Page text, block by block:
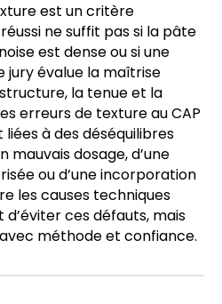
est un critère
ne suffit pas si la pâte
est dense ou si une
jury évalue la maîtrise
la tenue et la
erreurs de texture au CAP
à des déséquilibres
mauvais dosage, d’une
ou d’une incorporation
les causes techniques
ces défauts, mais
méthode et confiance.